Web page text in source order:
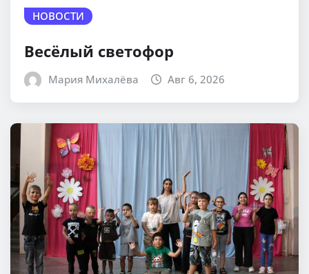
НОВОСТИ
Весёлый светофор
Мария Михалёва Авг 6, 2026